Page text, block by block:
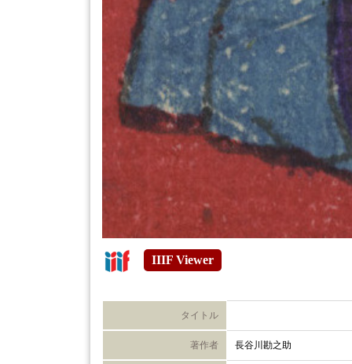
IIIF Viewer
タイトル
著作者 長谷川勘之助